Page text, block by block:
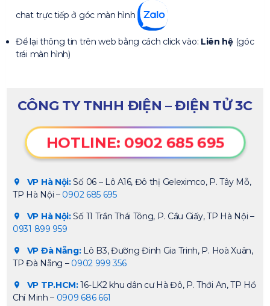
chat trực tiếp ở góc màn hình
Để lại thông tin trên web bằng cách click vào: Liên hệ(góc
trái màn hình)
CÔNG TY TNHH ĐIỆN – ĐIỆN TỬ 3C
HOTLINE: 0902 685 695
VP Hà Nội:Số 06 – Lô A16, Đô thị Geleximco, P. Tây Mỗ,
TP Hà Nội – 0902 685 695
VP Hà Nội:Số 11 Trần Thái Tông, P. Cầu Giấy, TP Hà Nội –
0931 899 959
VP Đà Nẵng:Lô B3, Đường Đinh Gia Trinh, P. Hoà Xuân,
TP Đà Nẵng – 0902 999 356
VP TP.HCM:16-LK2 khu dân cư Hà Đô, P. Thới An, TP Hồ
Chí Minh – 0909 686 661